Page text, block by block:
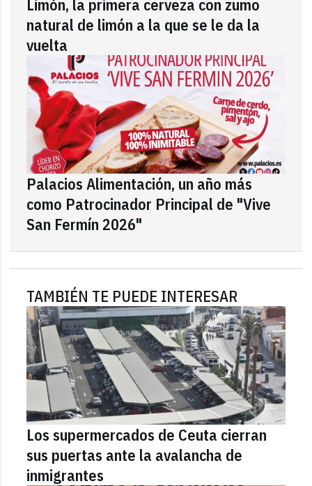
Limón, la primera cerveza con zumo
natural de limón a la que se le da la
vuelta
Palacios Alimentación, un año más
como Patrocinador Principal de "Vive
San Fermín 2026"
TAMBIÉN TE PUEDE INTERESAR
Los supermercados de Ceuta cierran
sus puertas ante la avalancha de
inmigrantes